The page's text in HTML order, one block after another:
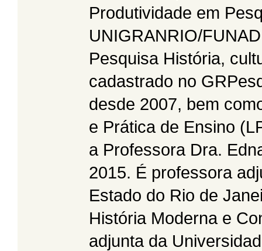
Produtividade em
UNIGRANRIO/
Pesquisa História,
cadastrado no
desde 2007, bem
e Prática de Ensino
a Professora Dra.
2015. É professora
Estado do Rio de
História Moderna e
adjunta da